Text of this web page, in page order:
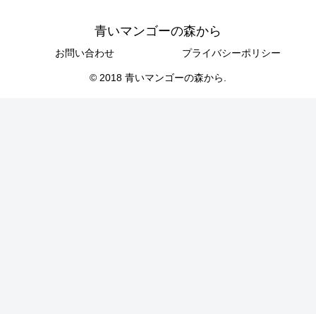
青いマンゴーの森から
お問い合わせ プライバシーポリシー
© 2018 青いマンゴーの森から.